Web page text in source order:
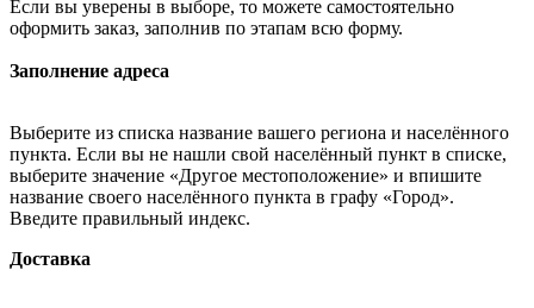
Если вы уверены в выборе, то можете самостоятельно
оформить заказ, заполнив по этапам всю форму.
Заполнение адреса
Выберите из списка название вашего региона и населённого
пункта. Если вы не нашли свой населённый пункт в списке,
выберите значение «Другое местоположение» и впишите
название своего населённого пункта в графу «Город».
Введите правильный индекс.
Доставка